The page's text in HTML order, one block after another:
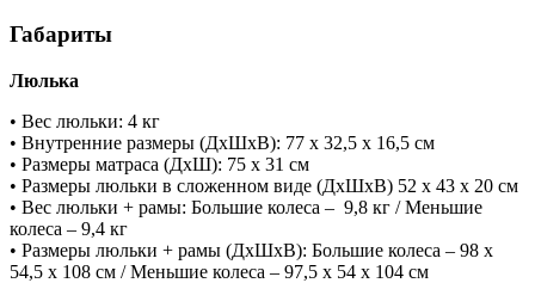
Габариты
Люлька
• Вес люльки: 4 кг
• Внутренние размеры (ДхШхВ): 77 х 32,5 х 16,5 см
• Размеры матраса (ДхШ): 75 х 31 см
• Размеры люльки в сложенном виде (ДхШхВ) 52 х 43 х 20 см
• Вес люльки + рамы: Большие колеса – 9,8 кг / Меньшие
колеса – 9,4 кг
• Размеры люльки + рамы (ДхШхВ): Большие колеса – 98 х
54,5 х 108 см / Меньшие колеса – 97,5 х 54 х 104 см